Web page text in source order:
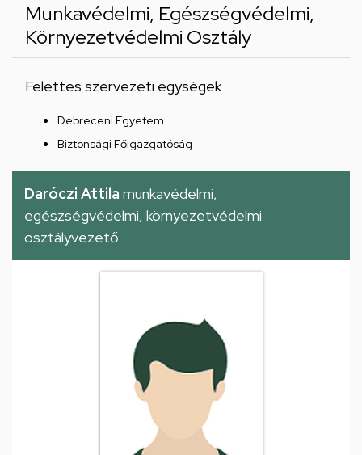
Munkavédelmi, Egészségvédelmi,
Környezetvédelmi Osztály
Felettes szervezeti egységek
Debreceni Egyetem
Biztonsági Főigazgatóság
Daróczi Attila munkavédelmi,
egészségvédelmi, környezetvédelmi
osztályvezető